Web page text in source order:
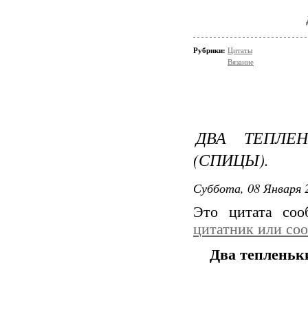
Рубрики: Цитаты
Вязание
ДВА
(СПИЦЫ).
Суббота, 08 Января
Это цитата
цитатник или
Два